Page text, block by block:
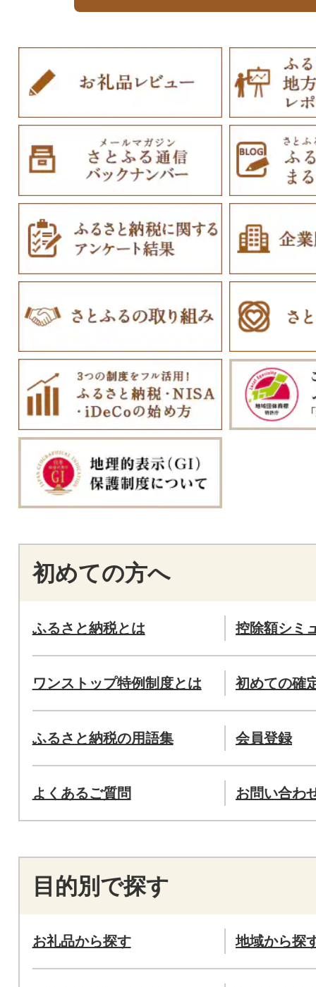
初めての方へ
ふるさと納税とは 控除額シミ
ワンストップ特例制度とは 初めての確
ふるさと納税の用語集 会員登録
よくあるご質問 お問い合わ
目的別で探す
お礼品から探す 地域から探